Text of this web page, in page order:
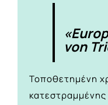
von
Τοποθετημένη